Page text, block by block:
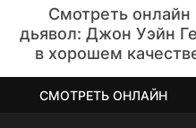
Смотреть
дьявол: Джон Уэйн
в хорошем
СМОТРЕТЬ ОНЛАЙН